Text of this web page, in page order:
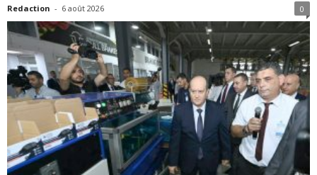
Redaction - 6 août 2026 0